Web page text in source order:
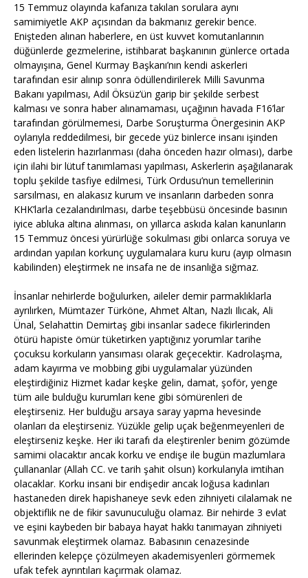
15 Temmuz olayında kafanıza takılan sorulara aynı
samimiyetle AKP açısından da bakmanız gerekir bence.
Enişteden alınan haberlere, en üst kuvvet komutanlarının
düğünlerde gezmelerine, istihbarat başkanının günlerce ortada
olmayışına, Genel Kurmay Başkanı’nın kendi askerleri
tarafından esir alınıp sonra ödüllendirilerek Milli Savunma
Bakanı yapılması, Adil Öksüz’ün garip bir şekilde serbest
kalması ve sonra haber alınamaması, uçağının havada F16’lar
tarafından görülmemesi, Darbe Soruşturma Önergesinin AKP
oylarıyla reddedilmesi, bir gecede yüz binlerce insanı işinden
eden listelerin hazırlanması (daha önceden hazır olması), darbe
için ilahi bir lütuf tanımlaması yapılması, Askerlerin aşağılanarak
toplu şekilde tasfiye edilmesi, Türk Ordusu’nun temellerinin
sarsılması, en alakasız kurum ve insanların darbeden sonra
KHK’larla cezalandırılması, darbe teşebbüsü öncesinde basının
iyice abluka altına alınması, on yıllarca askıda kalan kanunların
15 Temmuz öncesi yürürlüğe sokulması gibi onlarca soruya ve
ardından yapılan korkunç uygulamalara kuru kuru (ayıp olmasın
kabilinden) eleştirmek ne insafa ne de insanlığa sığmaz.
İnsanlar nehirlerde boğulurken, aileler demir parmaklıklarla
ayrılırken, Mümtazer Türköne, Ahmet Altan, Nazlı Ilıcak, Ali
Ünal, Selahattin Demirtaş gibi insanlar sadece fikirlerinden
ötürü hapiste ömür tüketirken yaptığınız yorumlar tarihe
çocuksu korkuların yansıması olarak geçecektir. Kadrolaşma,
adam kayırma ve mobbing gibi uygulamalar yüzünden
eleştirdiğiniz Hizmet kadar keşke gelin, damat, şoför, yenge
tüm aile bulduğu kurumları kene gibi sömürenleri de
eleştirseniz. Her bulduğu arsaya saray yapma hevesinde
olanları da eleştirseniz. Yüzükle gelip uçak beğenmeyenleri de
eleştirseniz keşke. Her iki tarafı da eleştirenler benim gözümde
samimi olacaktır ancak korku ve endişe ile bugün mazlumlara
çullananlar (Allah CC. ve tarih şahit olsun) korkularıyla imtihan
olacaklar. Korku insani bir endişedir ancak loğusa kadınları
hastaneden direk hapishaneye sevk eden zihniyeti cilalamak ne
objektiflik ne de fikir savunuculuğu olamaz. Bir nehirde 3 evlat
ve eşini kaybeden bir babaya hayat hakkı tanımayan zihniyeti
savunmak eleştirmek olamaz. Babasının cenazesinde
ellerinden kelepçe çözülmeyen akademisyenleri görmemek
ufak tefek ayrıntıları kaçırmak olamaz.